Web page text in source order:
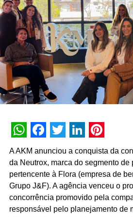
nenhuma experiência vale a pena
nenhum conteúdo é relevante sem
mundo físico ou digital. Durante
deixamos de nos reinventar e
experiência de marca é um motor
É essa evolução que traduzimos
Experience”, destaca Paulo
“Completar dez anos é celebrar
mesmo entusiasmo do primeiro
valor para o ecossistema dos
Com um portfólio que carrega o
gigantes do mercado como
BMG, Banco Inter, Grupo Boticário,
Havaianas e MetLife, para seguir o
crescimento, a EAÍ?! inicia o novo
das contas da Camil (convenção
WhatsApp
Facebook
Twitter
LinkedIn
A AKM anunciou a conquista da
da Neutrox, marca do segmento de
pertencente à Flora (empresa de
Grupo J&F). A agência venceu o
concorrência promovido pela
responsável pelo planejamento de